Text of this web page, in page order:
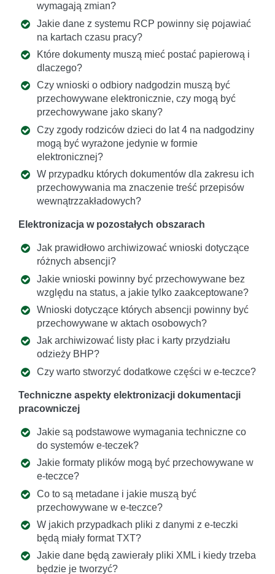
wymagają zmian?
Jakie dane z systemu RCP powinny się pojawiać
na kartach czasu pracy?
Które dokumenty muszą mieć postać papierową i
dlaczego?
Czy wnioski o odbiory nadgodzin muszą być
przechowywane elektronicznie, czy mogą być
przechowywane jako skany?
Czy zgody rodziców dzieci do lat 4 na nadgodziny
mogą być wyrażone jedynie w formie
elektronicznej?
W przypadku których dokumentów dla zakresu ich
przechowywania ma znaczenie treść przepisów
wewnątrzzakładowych?
Elektronizacja w pozostałych obszarach
Jak prawidłowo archiwizować wnioski dotyczące
różnych absencji?
Jakie wnioski powinny być przechowywane bez
względu na status, a jakie tylko zaakceptowane?
Wnioski dotyczące których absencji powinny być
przechowywane w aktach osobowych?
Jak archiwizować listy płac i karty przydziału
odzieży BHP?
Czy warto stworzyć dodatkowe części w e-teczce?
Techniczne aspekty elektronizacji dokumentacji
pracowniczej
Jakie są podstawowe wymagania techniczne co
do systemów e-teczek?
Jakie formaty plików mogą być przechowywane w
e-teczce?
Co to są metadane i jakie muszą być
przechowywane w e-teczce?
W jakich przypadkach pliki z danymi z e-teczki
będą miały format TXT?
Jakie dane będą zawierały pliki XML i kiedy trzeba
będzie je tworzyć?